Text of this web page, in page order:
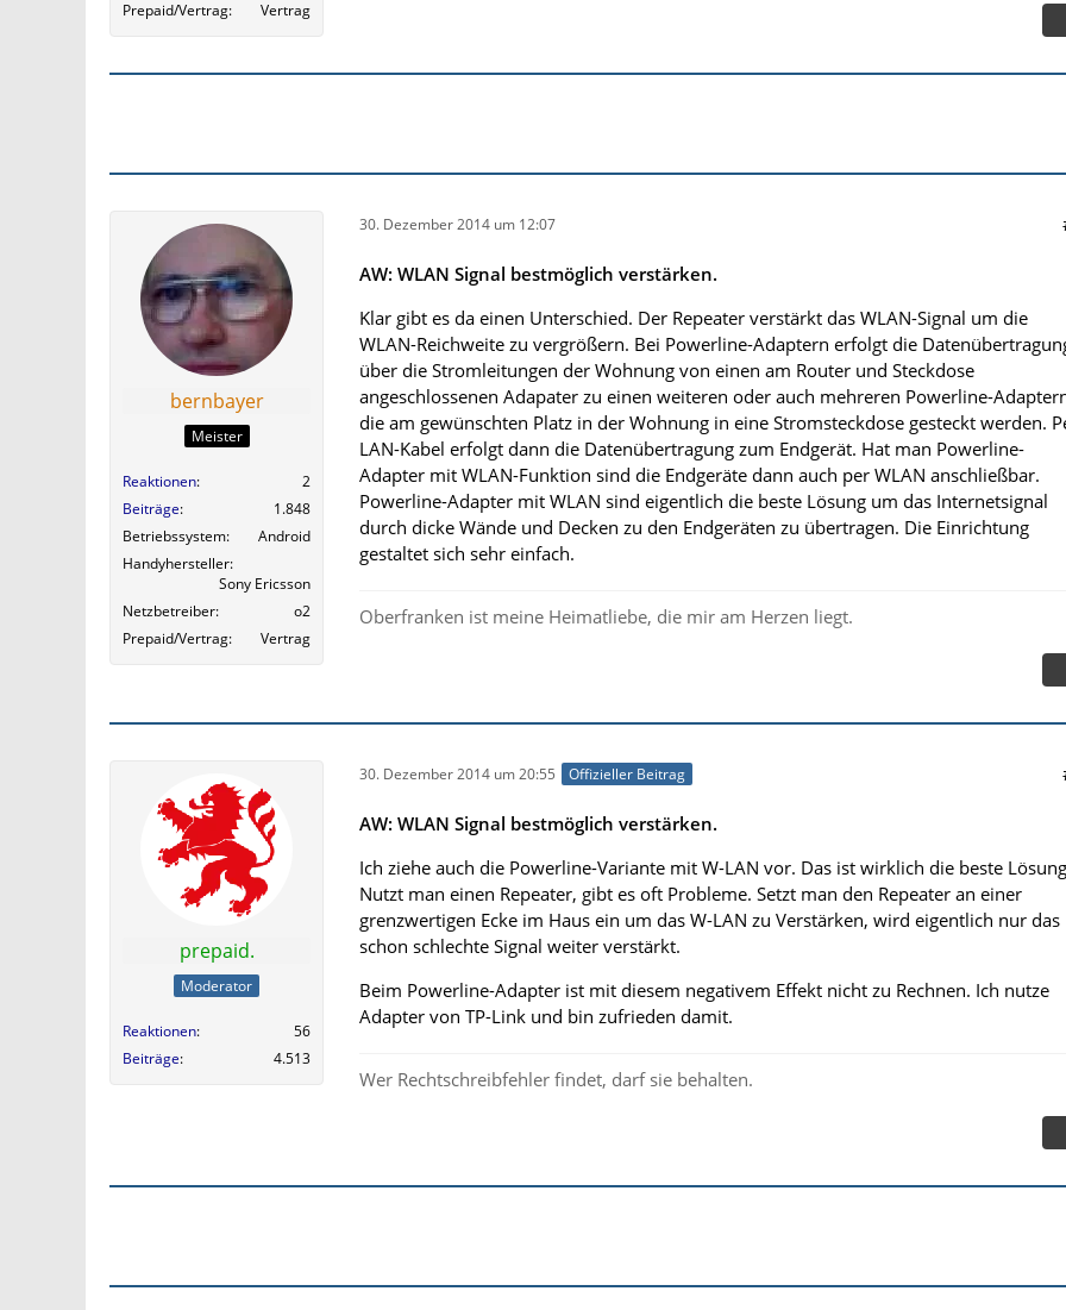
Prepaid/Vertrag
Vertrag
bernbayer
Meister
Reaktionen
2
Beiträge
1.848
Betriebssystem
Android
Handyhersteller
Sony Ericsson
Netzbetreiber
o2
Prepaid/Vertrag
Vertrag
30. Dezember 2014 um 12:07
AW: WLAN Signal bestmöglich verstärken.
Klar gibt es da einen Unterschied. Der Repeater verstärkt das WLAN-Signal um die
WLAN-Reichweite zu vergrößern. Bei Powerline-Adaptern erfolgt die
über die Stromleitungen der Wohnung von einen am Router und Steckdose
angeschlossenen Adapater zu einen weiteren oder auch mehreren Powerline-
die am gewünschten Platz in der Wohnung in eine Stromsteckdose gesteckt werden.
LAN-Kabel erfolgt dann die Datenübertragung zum Endgerät. Hat man Powerline-
Adapter mit WLAN-Funktion sind die Endgeräte dann auch per WLAN anschließbar.
Powerline-Adapter mit WLAN sind eigentlich die beste Lösung um das Internetsignal
durch dicke Wände und Decken zu den Endgeräten zu übertragen. Die Einrichtung
gestaltet sich sehr einfach.
Oberfranken ist meine Heimatliebe, die mir am Herzen liegt.
prepaid.
Moderator
Reaktionen
56
Beiträge
4.513
30. Dezember 2014 um 20:55 Offizieller Beitrag
AW: WLAN Signal bestmöglich verstärken.
Ich ziehe auch die Powerline-Variante mit W-LAN vor. Das ist wirklich die beste
Nutzt man einen Repeater, gibt es oft Probleme. Setzt man den Repeater an einer
grenzwertigen Ecke im Haus ein um das W-LAN zu Verstärken, wird eigentlich nur das
schon schlechte Signal weiter verstärkt.
Beim Powerline-Adapter ist mit diesem negativem Effekt nicht zu Rechnen. Ich nutze
Adapter von TP-Link und bin zufrieden damit.
Wer Rechtschreibfehler findet, darf sie behalten.